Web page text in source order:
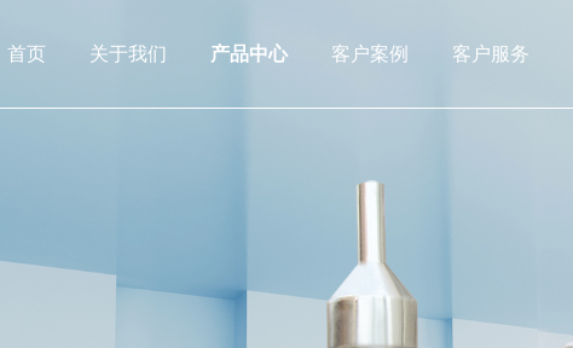
首页 关于我们 产品中心 客户案例 客户服务